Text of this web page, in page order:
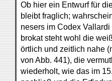
Ob hier ein Entwurf für
bleibt fraglich;
nesers im Codex
brokat steht wohl die
örtlich und zeitlich nahe
von Abb. 441), die
wiederholt, wie das im